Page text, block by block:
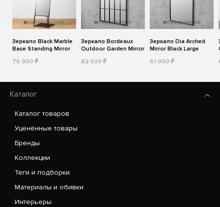
Зеркало Black Marble
Base Standing Mirror
76 900 ₽
Зеркало Bordeaux
Outdoor Garden Mirror
82 500 ₽
Зеркало Dia Arched
Mirror Black Large
61 000 ₽
Каталог
Каталог товаров
Уценённые товары
Бренды
Коллекции
Теги и подборки
Материалы и обивки
Интерьеры